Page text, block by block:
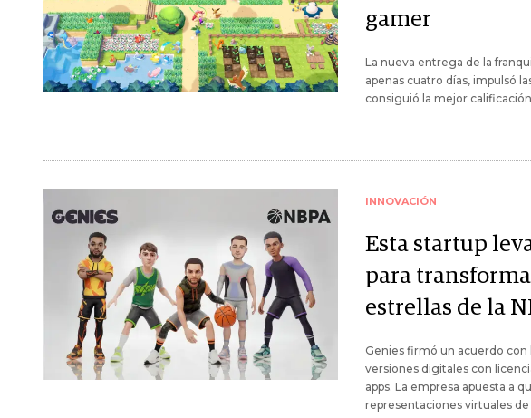
gamer
La nueva entrega de la
apenas cuatro días, impulsó
consiguió la mejor
INNOVACIÓN
Esta startup
para
estrellas de la
Genies firmó un acuerdo con
versiones digitales con
apps. La empresa apuesta a
representaciones virtuales de